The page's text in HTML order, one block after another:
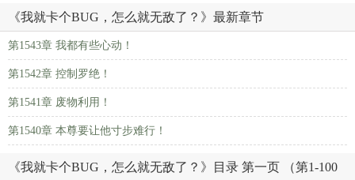
《我就卡个BUG，怎么就无敌了？》最新章节
第1543章 我都有些心动！
第1542章 控制罗绝！
第1541章 废物利用！
第1540章 本尊要让他寸步难行！
《我就卡个BUG，怎么就无敌了？》目录 第一页 （第1-100